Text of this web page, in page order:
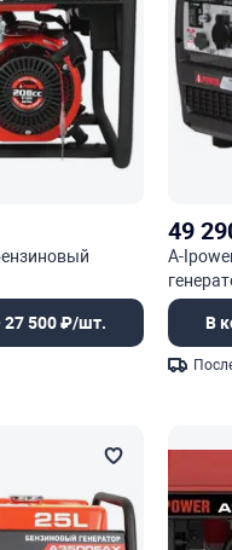
27 500 ₽/шт.
49
A-
В